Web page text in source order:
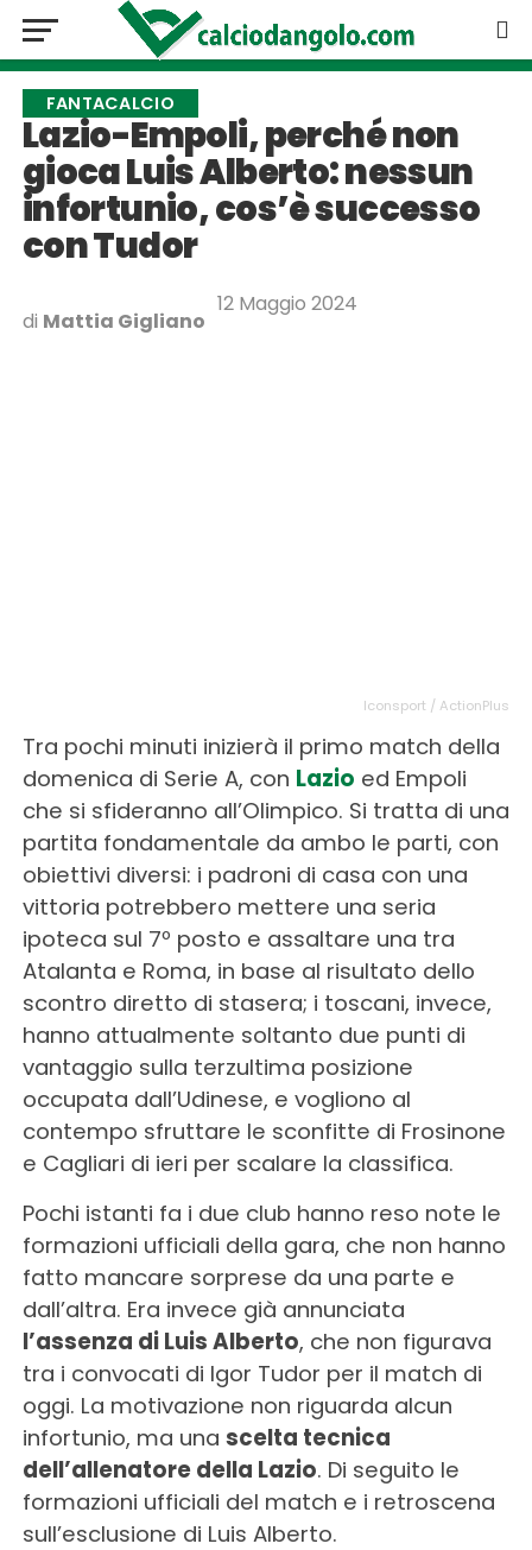
FANTACALCIO
Lazio-Empoli, perché non
gioca Luis Alberto: nessun
infortunio, cos’è successo
con Tudor
di Mattia Gigliano
12 Maggio 2024
Iconsport / ActionPlus
Tra pochi minuti inizierà il primo match della
domenica di Serie A, con Lazio ed Empoli
che si sfideranno all’Olimpico. Si tratta di una
partita fondamentale da ambo le parti, con
obiettivi diversi: i padroni di casa con una
vittoria potrebbero mettere una seria
ipoteca sul 7º posto e assaltare una tra
Atalanta e Roma, in base al risultato dello
scontro diretto di stasera; i toscani, invece,
hanno attualmente soltanto due punti di
vantaggio sulla terzultima posizione
occupata dall’Udinese, e vogliono al
contempo sfruttare le sconfitte di Frosinone
e Cagliari di ieri per scalare la classifica.
Pochi istanti fa i due club hanno reso note le
formazioni ufficiali della gara, che non hanno
fatto mancare sorprese da una parte e
dall’altra. Era invece già annunciata
l’assenza di Luis Alberto, che non figurava
tra i convocati di Igor Tudor per il match di
oggi. La motivazione non riguarda alcun
infortunio, ma una scelta tecnica
dell’allenatore della Lazio. Di seguito le
formazioni ufficiali del match e i retroscena
sull’esclusione di Luis Alberto.